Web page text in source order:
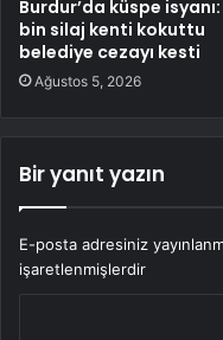
Burdur’da küspe
bin silaj kenti kokuttu
belediye cezayı kesti
Ağustos 5, 2026
Bir yanıt yazın
E-posta adresiniz
işaretlenmişlerdir